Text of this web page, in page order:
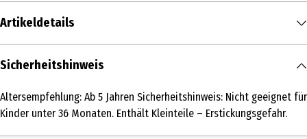
Artikeldetails
Inhalt
Produkttyp
Sicherheitshinweis
Altersempfehlung: Ab 5 Jahren Sicherheitshinweis: Nicht geeignet für
Kinder unter 36 Monaten. Enthält Kleinteile – Erstickungsgefahr.